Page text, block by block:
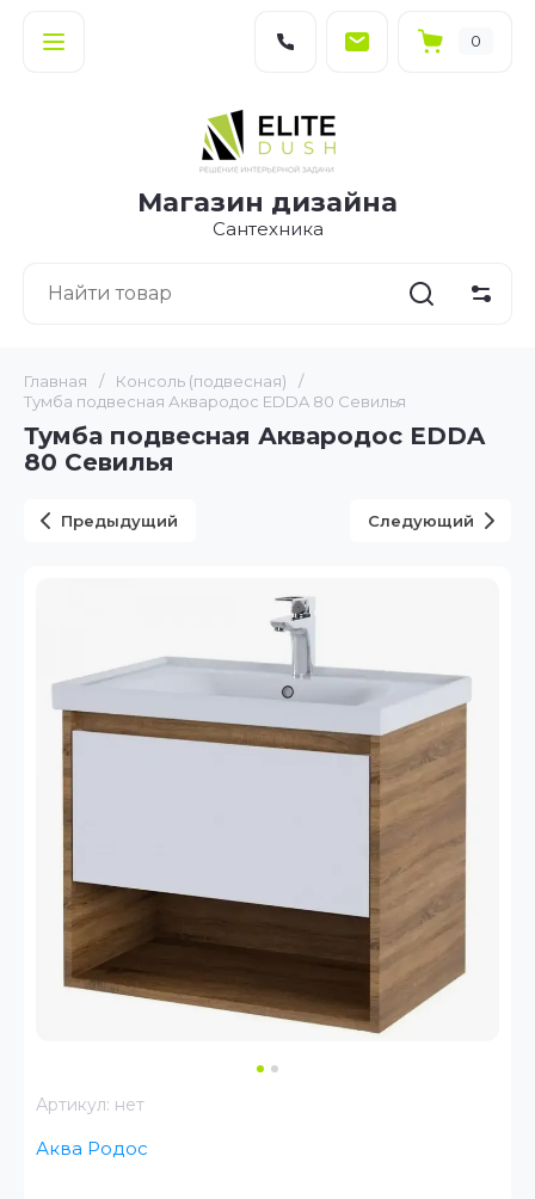
0
Магазин дизайна
Сантехника
Главная / Консоль (подвесная)
/
Тумба подвесная Аквародос EDDA 80 Севилья
Тумба подвесная Аквародос EDDA
80 Севилья
Предыдущий Следующий
Артикул: нет
Аква Родос